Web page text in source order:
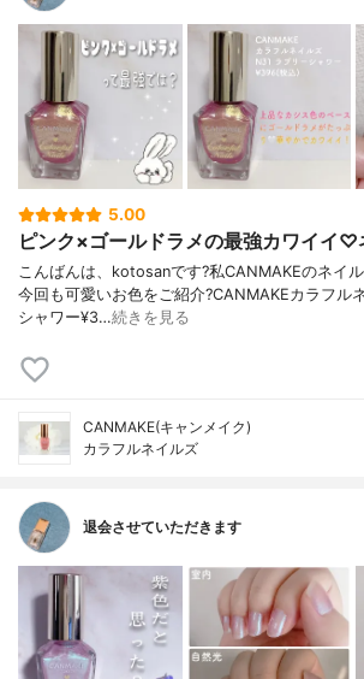
5.00
ピンク×ゴールドラメの最強カワイイ♡
こんばんは、kotosanです?私CANMAKEのネイ
今回も可愛いお色をご紹介?CANMAKEカラフル
シャワー¥3…続きを見る
CANMAKE(キャンメイク)
カラフルネイルズ
退会させていただきます